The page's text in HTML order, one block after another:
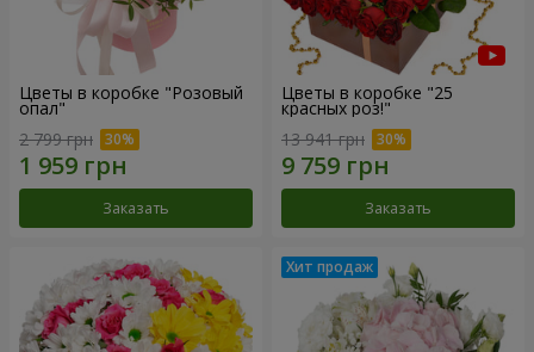
Цветы в коробке "Розовый
опал"
2 799 грн
Заказать
Цветы в коробке "25
красных роз!"
13 941 грн
Заказать